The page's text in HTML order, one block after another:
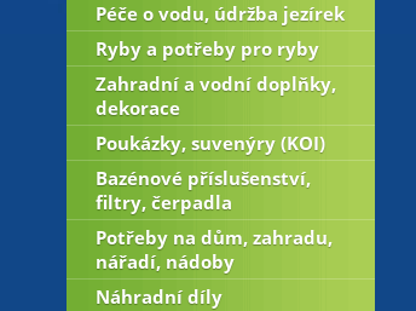
Péče o vodu, údržba jezírek
Ryby a potřeby pro ryby
Zahradní a vodní doplňky,
dekorace
Poukázky, suvenýry (KOI)
Bazénové příslušenství,
filtry, čerpadla
Potřeby na dům, zahradu,
nářadí, nádoby
Náhradní díly